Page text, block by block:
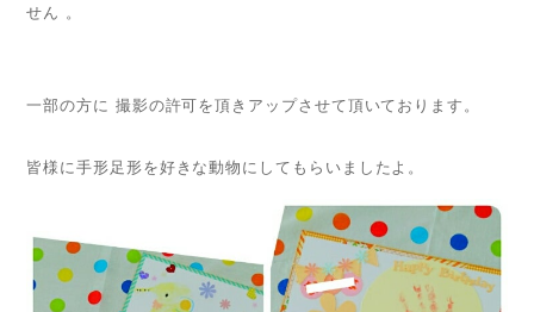
せん 。
一部の方に 撮影の許可を頂きアップさせて頂いております。
皆様に手形足形を好きな動物にしてもらいましたよ。